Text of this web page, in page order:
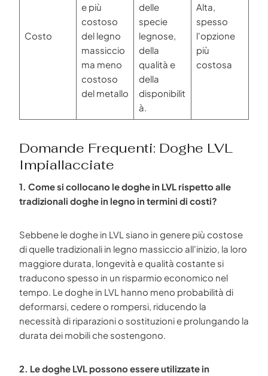
Costo
e più
costoso
del legno
massiccio
ma meno
costoso
del metallo
delle
specie
legnose,
della
qualità e
della
disponibilit
à.
Alta,
spesso
l'opzione
più
costosa
Domande Frequenti: Doghe LVL
Impiallacciate
1. Come si collocano le doghe in LVL rispetto alle
tradizionali doghe in legno in termini di costi?
Sebbene le doghe in LVL siano in genere più costose
di quelle tradizionali in legno massiccio all'inizio, la loro
maggiore durata, longevità e qualità costante si
traducono spesso in un risparmio economico nel
tempo. Le doghe in LVL hanno meno probabilità di
deformarsi, cedere o rompersi, riducendo la
necessità di riparazioni o sostituzioni e prolungando la
durata dei mobili che sostengono.
2. Le doghe LVL possono essere utilizzate in